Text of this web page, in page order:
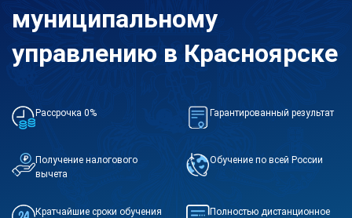
муниципальному
управлению в Красноярске
Рассрочка 0% Гарантированный результат
Получение налогового
вычета
Обучение по всей России
Кратчайшие сроки обучения
Полностью дистанционное